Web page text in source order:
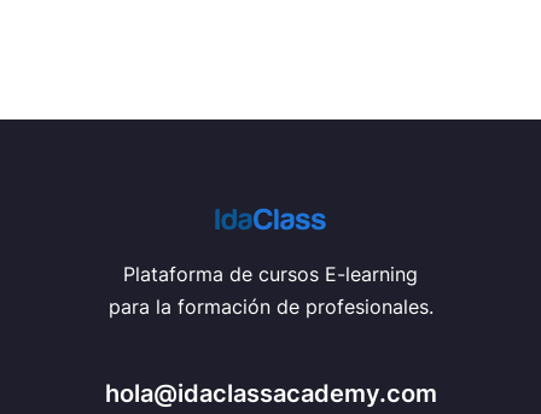
Plataforma de cursos E-learning
para la formación de profesionales.
hola@idaclassacademy.com